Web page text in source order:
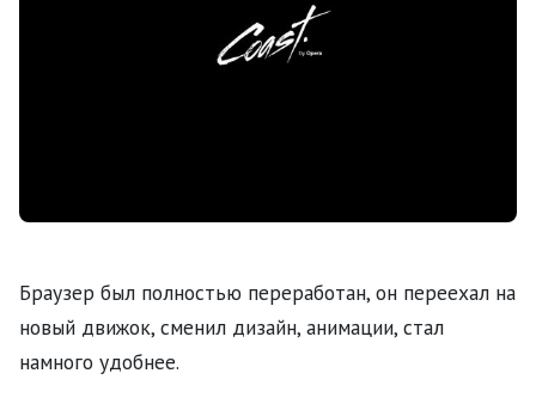
Браузер был полностью переработан, он переехал на
новый движок, сменил дизайн, анимации, стал
намного удобнее.